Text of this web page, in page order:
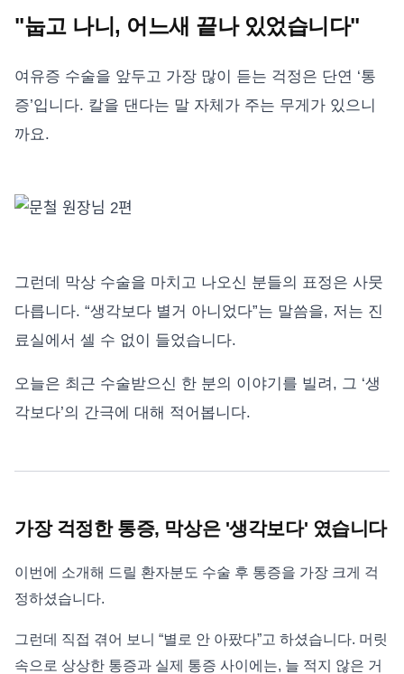
"눕고 나니, 어느새 끝나 있었습니다"
여유증 수술을 앞두고 가장 많이 듣는 걱정은 단연 ‘통
증’입니다. 칼을 댄다는 말 자체가 주는 무게가 있으니
까요.
그런데 막상 수술을 마치고 나오신 분들의 표정은 사뭇
다릅니다. “생각보다 별거 아니었다”는 말씀을, 저는 진
료실에서 셀 수 없이 들었습니다.
오늘은 최근 수술받으신 한 분의 이야기를 빌려, 그 ‘생
각보다’의 간극에 대해 적어봅니다.
가장 걱정한 통증, 막상은 '생각보다' 였습니다
이번에 소개해 드릴 환자분도 수술 후 통증을 가장 크게 걱
정하셨습니다.
그런데 직접 겪어 보니 “별로 안 아팠다”고 하셨습니다. 머릿
속으로 상상한 통증과 실제 통증 사이에는, 늘 적지 않은 거